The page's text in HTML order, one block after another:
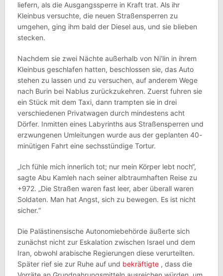
liefern, als die Ausgangssperre in Kraft trat. Als ihr
Kleinbus versuchte, die neuen Straßensperren zu
umgehen, ging ihm bald der Diesel aus, und sie blieben
stecken.
Nachdem sie zwei Nächte außerhalb von Ni’lin in ihrem
Kleinbus geschlafen hatten, beschlossen sie, das Auto
stehen zu lassen und zu versuchen, auf anderem Wege
nach Burin bei Nablus zurückzukehren. Zuerst fuhren sie
ein Stück mit dem Taxi, dann trampten sie in drei
verschiedenen Privatwagen durch mindestens acht
Dörfer. Inmitten eines Labyrinths aus Straßensperren und
erzwungenen Umleitungen wurde aus der geplanten 40-
minütigen Fahrt eine sechsstündige Tortur.
„Ich fühle mich innerlich tot; nur mein Körper lebt noch“,
sagte Abu Kamleh nach seiner albtraumhaften Reise zu
+972. „Die Straßen waren fast leer, aber überall waren
Soldaten. Man hat Angst, sich zu bewegen. Es ist nicht
sicher.“
Die Palästinensische Autonomiebehörde äußerte sich
zunächst nicht zur Eskalation zwischen Israel und dem
Iran, obwohl arabische Regierungen diese verurteilten.
Später rief sie zur Ruhe auf und bekräftigte, dass die